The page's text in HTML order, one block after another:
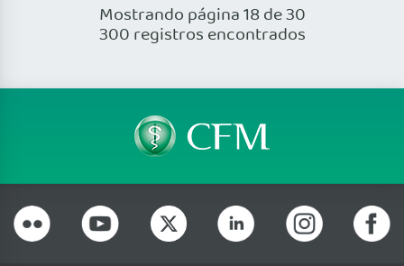
Mostrando página 18 de 30
300 registros encontrados